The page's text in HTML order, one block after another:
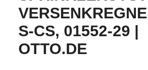
S-CS, 01552-29 |
OTTO.DE